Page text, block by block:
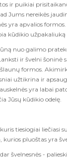
ir puikiai
Jums nereikės
yra apvalios
kūdikio užpakaliuką
nuo galimo
ir švelni šoninė
formos.
užtikrina ir
yra labai
Jūsų kūdikio odelę.
tiesiogiai liečiasi
pluoštas yra
švelnesnės -